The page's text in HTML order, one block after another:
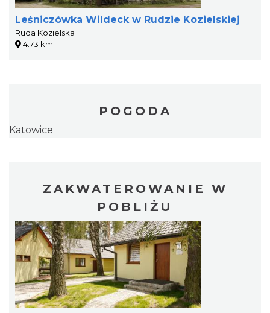
Leśniczówka Wildeck w Rudzie Kozielskiej
Ruda Kozielska
4.73 km
POGODA
Katowice
ZAKWATEROWANIE W
POBLIŻU